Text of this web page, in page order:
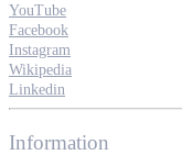
YouTube
Facebook
Instagram
Wikipedia
Linkedin
Information